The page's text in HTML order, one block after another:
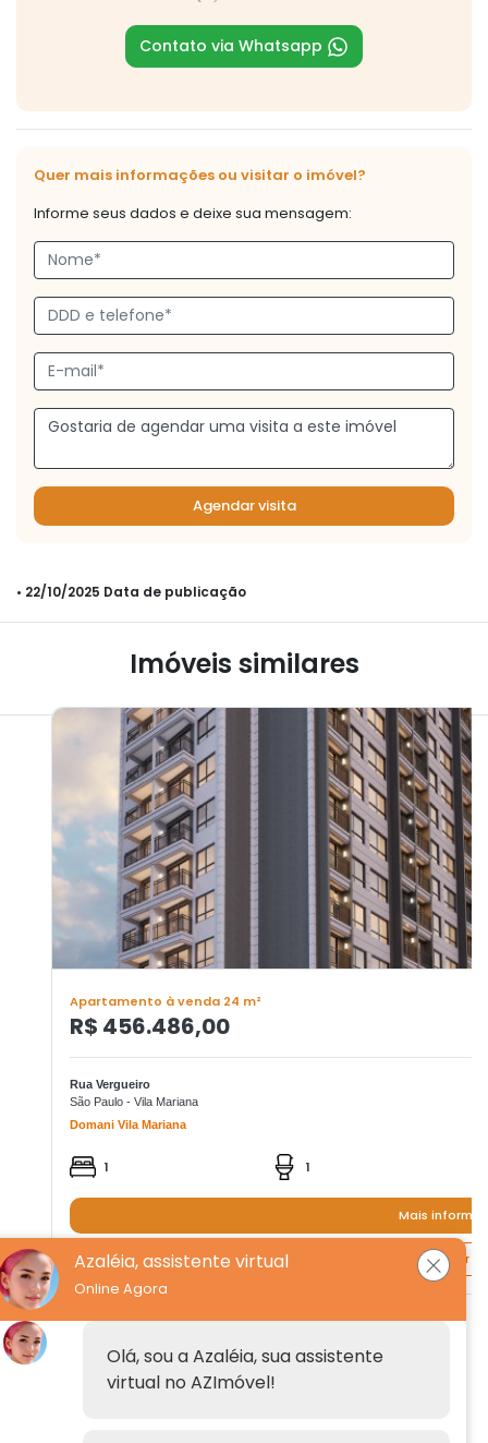
Azaléia, assistente virtual
Online Agora
Olá, sou a Azaléia, sua assistente
virtual no AZImóvel!
Contato via Whatsapp
Quer mais informações ou visitar o imóvel?
Informe seus dados e deixe sua mensagem:
Agendar visita
• 22/10/2025 Data de publicação
Imóveis similares
Apartamento à venda 24 m²
R$ 456.486,00
Rua Vergueiro
São Paulo - Vila Mariana
Domani Vila Mariana
1 1
Mais
Quero agendar
Institucional